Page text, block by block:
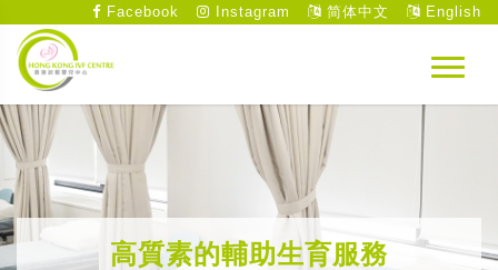
Facebook Instagram 简体中文 English
高質素的輔助生育服務